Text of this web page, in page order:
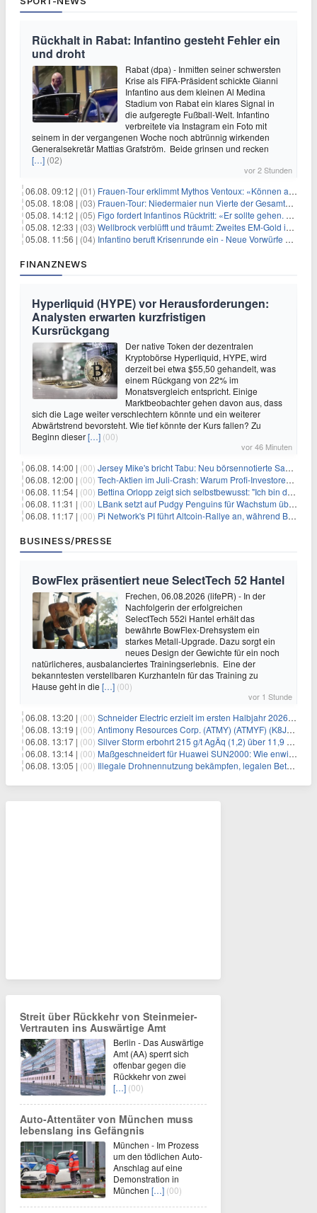
Rückhalt in Rabat: Infantino gesteht Fehler ein
und droht
Rabat (dpa) - Inmitten seiner schwersten
Krise als FIFA-Präsident schickte Gianni
Infantino aus dem kleinen Al Medina
Stadium von Rabat ein klares Signal in
die aufgeregte Fußball-Welt. Infantino
verbreitete via Instagram ein Foto mit
seinem in der vergangenen Woche noch abtrünnig wirkenden
Generalsekretär Mattias Grafström. Beide grinsen und recken
[…] (02)
vor 2 Stunden
06.08. 09:12 | (01) Frauen-Tour erklimmt Mythos Ventoux: «Können alles schaffen»
05.08. 18:08 | (03) Frauen-Tour: Niedermaier nun Vierte der Gesamtwertung
05.08. 14:12 | (05) Figo fordert Infantinos Rücktritt: «Er sollte gehen. Jetzt»
05.08. 12:33 | (03) Wellbrock verblüfft und träumt: Zweites EM-Gold in Paris
05.08. 11:56 | (04) Infantino beruft Krisenrunde ein - Neue Vorwürfe gegen FIFA
FINANZNEWS
Hyperliquid (HYPE) vor Herausforderungen:
Analysten erwarten kurzfristigen
Kursrückgang
Der native Token der dezentralen
Kryptobörse Hyperliquid, HYPE, wird
derzeit bei etwa $55,50 gehandelt, was
einem Rückgang von 22% im
Monatsvergleich entspricht. Einige
Marktbeobachter gehen davon aus, dass
sich die Lage weiter verschlechtern könnte und ein weiterer
Abwärtstrend bevorsteht. Wie tief könnte der Kurs fallen? Zu
Beginn dieser[…] (00)
vor 46 Minuten
06.08. 14:00 | (00) Jersey Mike's bricht Tabu: Neu börsennotierte Sandwich-Kette startet Millionen-Offensive in digitales Marketing
06.08. 12:00 | (00) Tech-Aktien im Juli-Crash: Warum Profi-Investoren jetzt zugreifen – Stresstest statt Bärenmarkt
06.08. 11:54 | (00) Bettina Orlopp zeigt sich selbstbewusst: "Ich bin die Vorstandsvorsitzende"
06.08. 11:31 | (00) LBank setzt auf Pudgy Penguins für Wachstum über den Handel hinaus
06.08. 11:17 | (00) Pi Network's PI führt Altcoin-Rallye an, während Bitcoin $65.000 anpeilt
BUSINESS/PRESSE
BowFlex präsentiert neue SelectTech 52 Hantel
Frechen, 06.08.2026 (lifePR) - In der
Nachfolgerin der erfolgreichen
SelectTech 552i Hantel erhält das
bewährte BowFlex-Drehsystem ein
starkes Metall-Upgrade. Dazu sorgt ein
neues Design der Gewichte für ein noch
natürlicheres, ausbalanciertes Trainingserlebnis. Eine der
bekanntesten verstellbaren Kurzhanteln für das Training zu
Hause geht in die […] (00)
vor 1 Stunde
06.08. 13:20 | (00) Schneider Electric erzielt im ersten Halbjahr 2026 starke Fortschritte bei der Umsetzung seiner Nachhaltigkeits-Roadmap Impact 2030
06.08. 13:19 | (00) Antimony Resources Corp. (ATMY) (ATMYF) (K8J0) berichtet über Analyseergebnisse aus den jüngsten Bohrungen in der Main Zone – Bald Hill, einschließlich Gehalten von 13,0 % Antimon (Sb) über 0,65 Meter (m) in BH-26-16 in einer Zone mit 3,29 % Sb über 3,05
06.08. 13:17 | (00) Silver Storm erbohrt 215 g/t AgÄq (1,2) über 11,9 m und 200 g/t AgÄq über 15,4 m in der Zone Rosarios
06.08. 13:14 | (00) Maßgeschneidert für Huawei SUN2000: Wie enwitec mit dem SolarConnect SUN 2000 Gewerbe-Installationen beschleunigt
06.08. 13:05 | (00) Illegale Drohnennutzung bekämpfen, legalen Betrieb ermöglichen
Streit über Rückkehr von Steinmeier-
Vertrauten ins Auswärtige Amt
Berlin - Das Auswärtige
Amt (AA) sperrt sich
offenbar gegen die
Rückkehr von zwei
[…] (00)
Auto-Attentäter von München muss
lebenslang ins Gefängnis
München - Im Prozess
um den tödlichen Auto-
Anschlag auf eine
Demonstration in
München […] (00)